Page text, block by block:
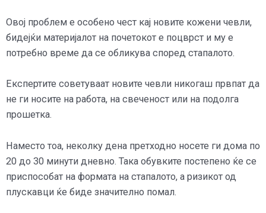
Овој проблем е особено чест кај новите кожени чевли,
бидејќи материјалот на почетокот е поцврст и му е
потребно време да се обликува според стапалото.
Експертите советуваат новите чевли никогаш првпат да
не ги носите на работа, на свеченост или на подолга
прошетка.
Наместо тоа, неколку дена претходно носете ги дома по
20 до 30 минути дневно. Така обувките постепено ќе се
приспособат на формата на стапалото, а ризикот од
плускавци ќе биде значително помал.